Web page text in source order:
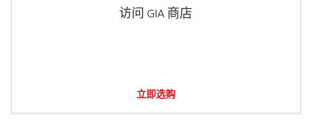
访问 GIA 商店
立即选购